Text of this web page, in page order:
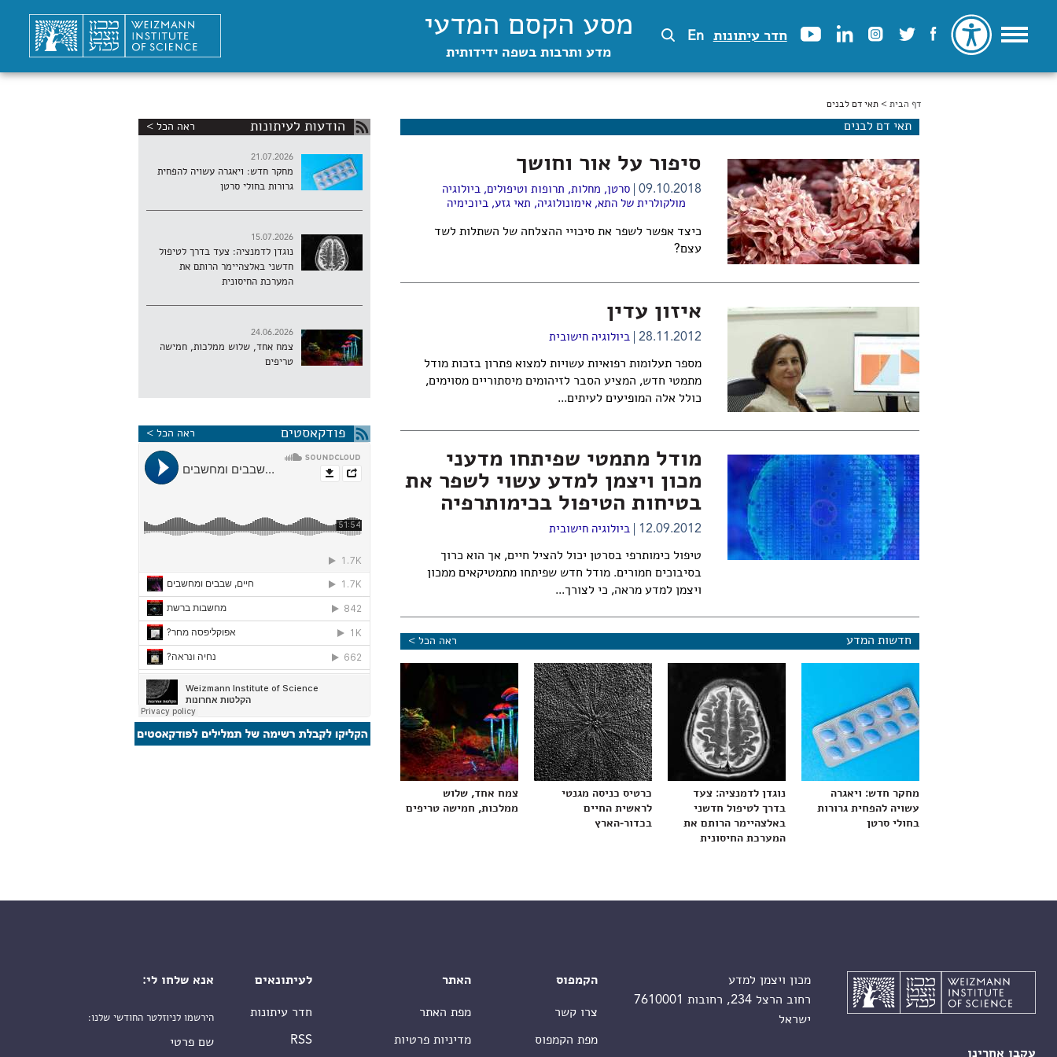
חדר עיתונות En מסע הקסם המדעי
מדע ותרבות בשפה ידידותית
הינך נמצא כאן
דף הבית > תאי דם לבנים
תאי דם לבנים
סיפור על אור וחושך
09.10.2018 סרטן, מחלות, תרופות וטיפולים,ביולוגיה
מולקולרית של התא,אימונולוגיה, תאי גזע,ביוכימיה
כיצד אפשר לשפר את סיכויי ההצלחה של השתלות לשד
עצם?
איזון עדין
28.11.2012 ביולוגיה חישובית
מספר תעלומות רפואיות עשויות למצוא פתרון בזכות מודל
מתמטי חדש, המציע הסבר לזיהומים מיסתוריים מסוימים,
כולל אלה המופיעים לעיתים...
מודל מתמטי שפיתחו מדעני
מכון ויצמן למדע עשוי לשפר את
בטיחות הטיפול בכימותרפיה
12.09.2012 ביולוגיה חישובית
טיפול כימותרפי בסרטן יכול להציל חיים, אך הוא כרוך
בסיבוכים חמורים. מודל חדש שפיתחו מתמטיקאים ממכון
ויצמן למדע מראה, כי לצורך...
חדשות המדע ראה הכל >
מחקר חדש: ויאגרה
עשויה להפחית גרורות
בחולי סרטן
נוגדן לדמנציה: צעד
בדרך לטיפול חדשני
באלצהיימר הרותם את
המערכת החיסונית
כרטיס כניסה מגנטי
לראשית החיים
בכדור-הארץ
צמח אחד, שלוש
ממלכות, חמישה טריפים
הודעות לעיתונות ראה הכל >
21.07.2026
מחקר חדש: ויאגרה עשויה להפחית
גרורות בחולי סרטן
15.07.2026
נוגדן לדמנציה: צעד בדרך לטיפול
חדשני באלצהיימר הרותם את
המערכת החיסונית
24.06.2026
צמח אחד, שלוש ממלכות, חמישה
טריפים
פודקאסטים ראה הכל >
עקבו אחרינו
מכון ויצמן למדע
רחוב הרצל 234, רחובות 7610001
ישראל
הקמפוס
צרו קשר
מפת הקמפוס
האתר
מפת האתר
מדיניות פרטיות
לעיתונאים
חדר עיתונות
RSS
אנא שלחו לי:
הירשמו לניוזלטר החודשי שלנו: